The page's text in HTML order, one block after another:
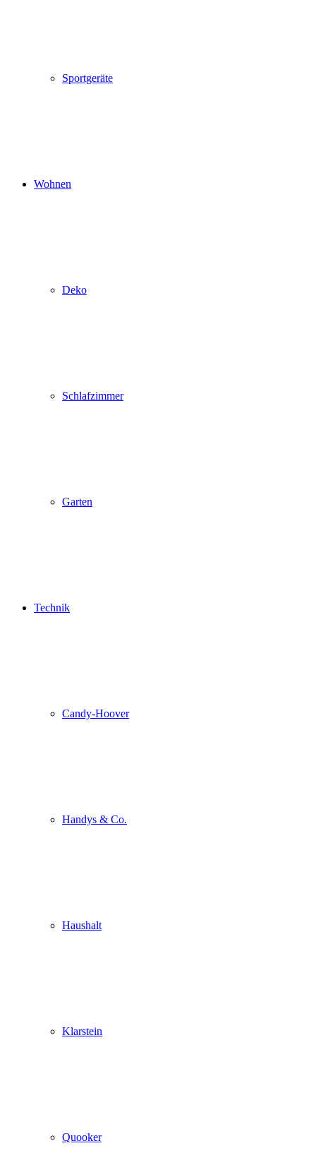
Sportgeräte
Wohnen
Deko
Schlafzimmer
Garten
Technik
Candy-Hoover
Handys & Co.
Haushalt
Klarstein
Quooker